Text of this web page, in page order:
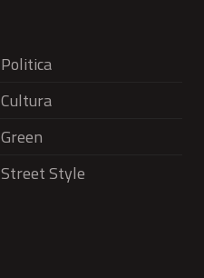
Politica
Cultura
Green
Street Style